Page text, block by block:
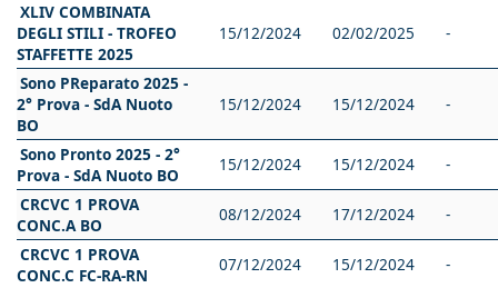
XLIV COMBINATA
DEGLI STILI - TROFEO
STAFFETTE 2025
15/12/2024 02/02/2025 -
Sono PReparato 2025 -
2° Prova - SdA Nuoto
BO
15/12/2024 15/12/2024 -
Sono Pronto 2025 - 2°
Prova - SdA Nuoto BO
15/12/2024 15/12/2024
-
CRCVC 1 PROVA
CONC.A BO
08/12/2024 17/12/2024
-
CRCVC 1 PROVA
CONC.C FC-RA-RN
07/12/2024 15/12/2024
-